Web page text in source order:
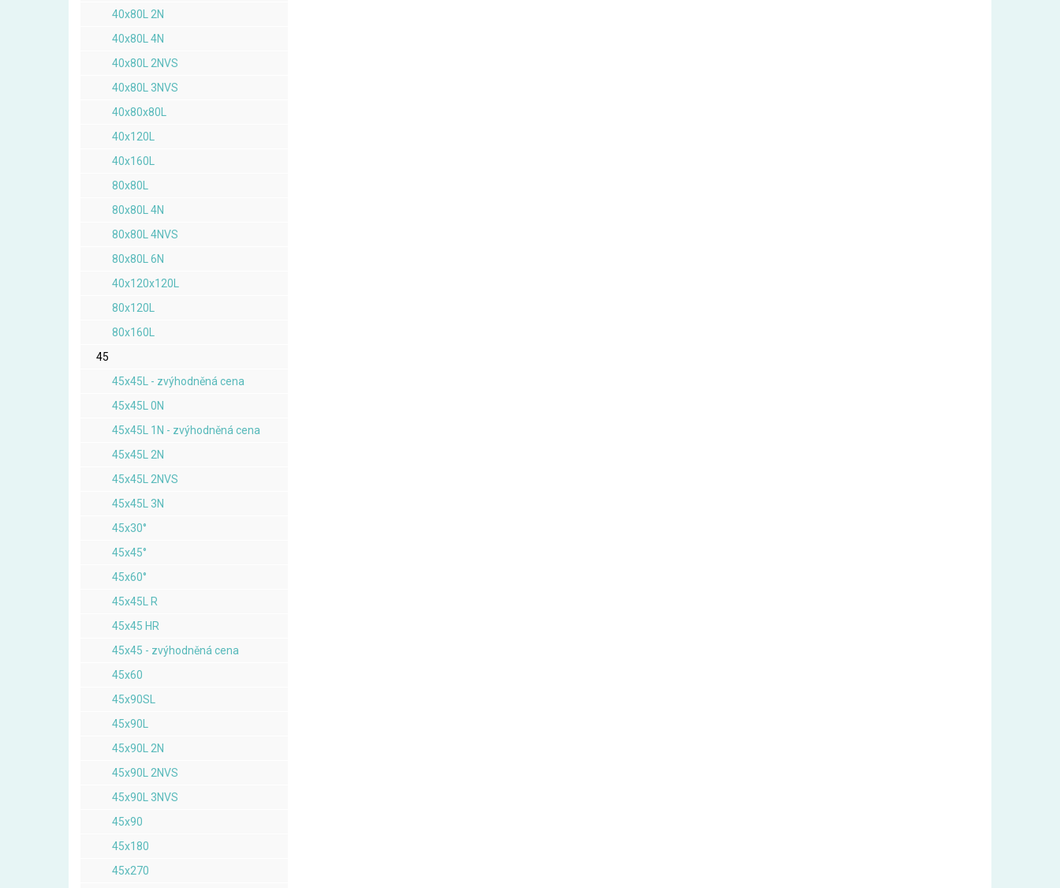
40x80L 2N
40x80L 4N
40x80L 2NVS
40x80L 3NVS
40x80x80L
40x120L
40x160L
80x80L
80x80L 4N
80x80L 4NVS
80x80L 6N
40x120x120L
80x120L
80x160L
45
45x45L - zvýhodněná cena
45x45L 0N
45x45L 1N - zvýhodněná cena
45x45L 2N
45x45L 2NVS
45x45L 3N
45x30°
45x45°
45x60°
45x45L R
45x45 HR
45x45 - zvýhodněná cena
45x60
45x90SL
45x90L
45x90L 2N
45x90L 2NVS
45x90L 3NVS
45x90
45x180
45x270